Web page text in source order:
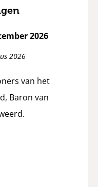
2026
2026
van het
Baron van